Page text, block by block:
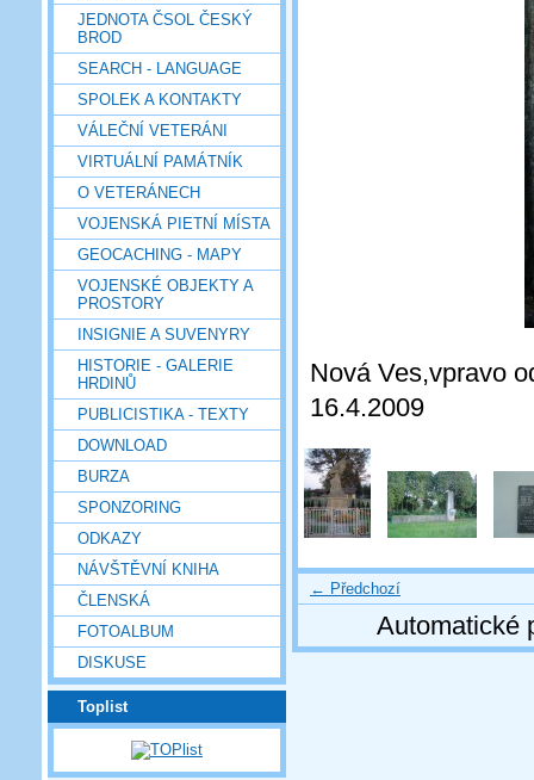
JEDNOTA ČSOL ČESKÝ
BROD
SEARCH - LANGUAGE
SPOLEK A KONTAKTY
VÁLEČNÍ VETERÁNI
VIRTUÁLNÍ PAMÁTNÍK
O VETERÁNECH
VOJENSKÁ PIETNÍ MÍSTA
GEOCACHING - MAPY
VOJENSKÉ OBJEKTY A
PROSTORY
INSIGNIE A SUVENYRY
HISTORIE - GALERIE
HRDINŮ
PUBLICISTIKA - TEXTY
DOWNLOAD
BURZA
SPONZORING
ODKAZY
NÁVŠTĚVNÍ KNIHA
ČLENSKÁ
FOTOALBUM
DISKUSE
Toplist
Nová Ves,vpravo
16.4.2009
← Předchozí
Automatické